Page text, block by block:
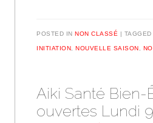
POSTED INNON CLASSÉ
INITIATION ,NOUVELLE SAISON
Aiki Santé Bien-
ouvertes Lundi